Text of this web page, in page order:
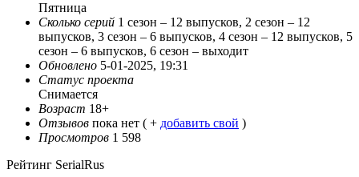
Пятница
Сколько серий 1 сезон – 12 выпусков, 2 сезон – 12
выпусков, 3 сезон – 6 выпусков, 4 сезон – 12 выпусков, 5
сезон – 6 выпусков, 6 сезон – выходит
Обновлено 5-01-2025, 19:31
Статус проекта
Снимается
Возраст 18+
Отзывов пока нет ( + добавить свой )
Просмотров 1 598
Рейтинг SerialRus